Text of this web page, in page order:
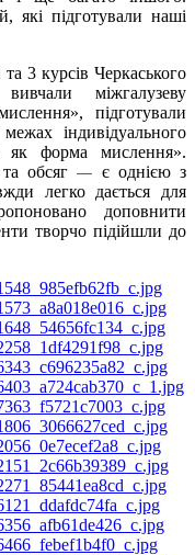
які підготували наші
3 курсів Черкаського
міжгалузеву
підготували
індивідуального
як форма мислення».
обсяг— є однією з
легко дається для
доповнити
творчо підійшли до